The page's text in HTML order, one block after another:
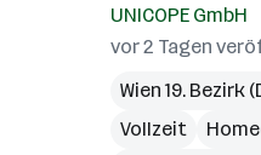
UNICOPE GmbH
vor 2 Tagen
Wien 19. Bezirk
Vollzeit